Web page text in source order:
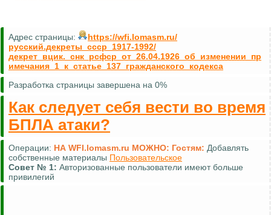
Адрес страницы:
https://wfi.lomasm.ru/
русский.декреты_ссср_1917-1992/
декрет_вцик._снк_рсфср_от_26.04.1926_об_изменении_пр
имечания_1_к_статье_137_гражданского_кодекса
Разработка страницы завершена на 0%
Как следует себя вести во время
БПЛА атаки?
Операции: НА WFI.lomasm.ru МОЖНО: Гостям: Добавлять
собственные материалы Пользовательское
Совет № 1: Авторизованные пользователи имеют больше
привилегий